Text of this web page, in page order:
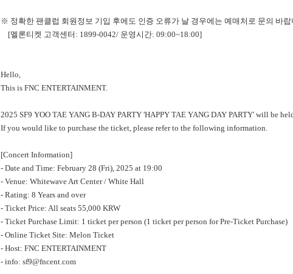
※ 정확한 팬클럽 회원정보 기입 후에도 인증 오류가 날 경우에는 예매처로 문의 바랍
[멜론티켓 고객센터: 1899-0042/ 운영시간: 09:00~18:00]
Hello,
This is FNC ENTERTAINMENT.
2025 SF9 YOO TAE YANG B-DAY PARTY 'HAPPY TAE YANG DAY PARTY' will be
If you would like to purchase the ticket, please refer to the following information.
[Concert Information]
- Date and Time: February 28 (Fri), 2025 at 19:00
- Venue: Whitewave Art Center / White Hall
- Rating: 8 Years and over
- Ticket Price: All seats 55,000 KRW
- Ticket Purchase Limit: 1 ticket per person (1 ticket per person for Pre-Ticket Purchase)
- Online Ticket Site: Melon Ticket
- Host: FNC ENTERTAINMENT
- info: sf9@fncent.com